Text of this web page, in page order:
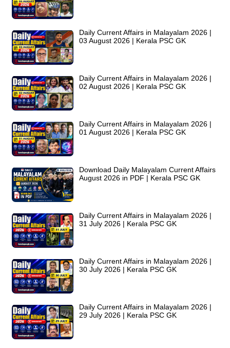
Daily Current Affairs in Malayalam 2026 |
03 August 2026 | Kerala PSC GK
Daily Current Affairs in Malayalam 2026 |
02 August 2026 | Kerala PSC GK
Daily Current Affairs in Malayalam 2026 |
01 August 2026 | Kerala PSC GK
Download Daily Malayalam Current Affairs
August 2026 in PDF | Kerala PSC GK
Daily Current Affairs in Malayalam 2026 |
31 July 2026 | Kerala PSC GK
Daily Current Affairs in Malayalam 2026 |
30 July 2026 | Kerala PSC GK
Daily Current Affairs in Malayalam 2026 |
29 July 2026 | Kerala PSC GK